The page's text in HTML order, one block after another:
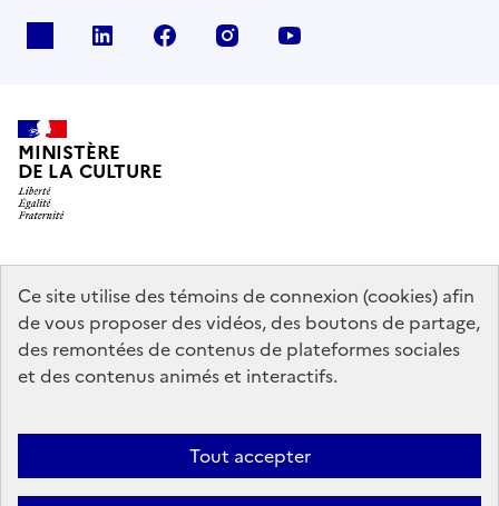
Ce site utilise des témoins de connexion (cookies) afin
de vous proposer des vidéos, des boutons de partage,
des remontées de contenus de plateformes sociales
et des contenus animés et interactifs.
Tout accepter
linkedin facebook instagram
MINISTÈRE
DE LA CULTURE
data.gouv.fr legifrance.gouv.fr
info.gouv.fr
service-public.gouv.fr
Contact Mentions légales
Accessibilité : partiellement conforme
Politique générale de protection des données